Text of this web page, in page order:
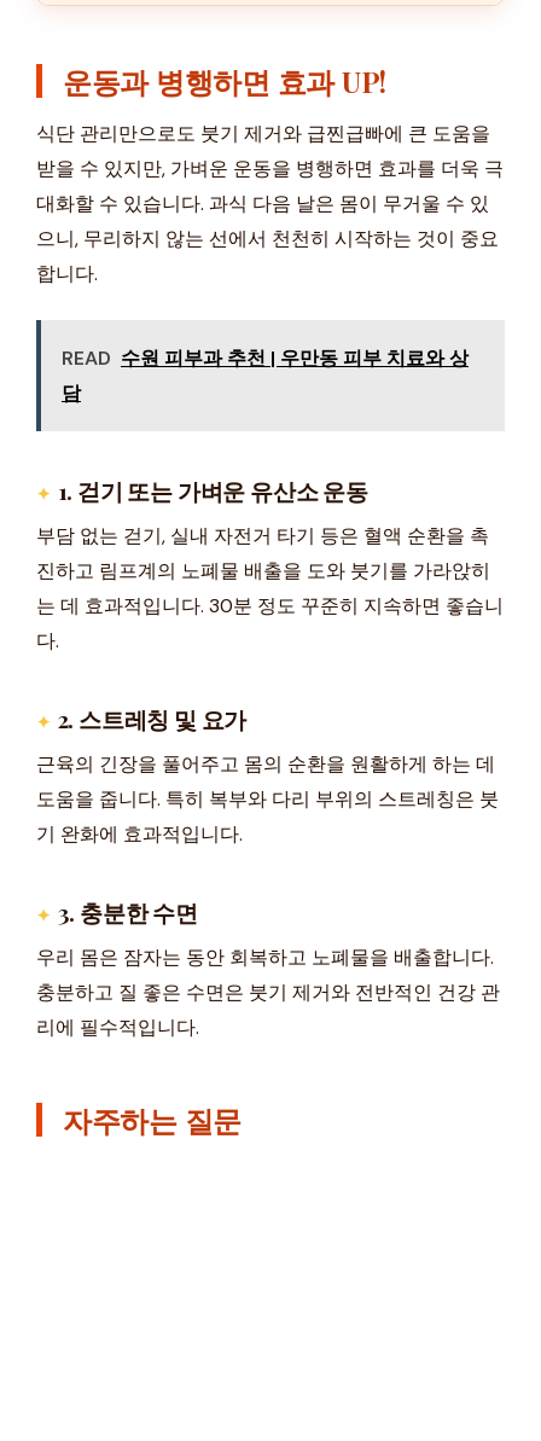
운동과 병행하면 효과 UP!
식단 관리만으로도 붓기 제거와 급찐급빠에 큰 도움을
받을 수 있지만, 가벼운 운동을 병행하면 효과를 더욱 극
대화할 수 있습니다. 과식 다음 날은 몸이 무거울 수 있
으니, 무리하지 않는 선에서 천천히 시작하는 것이 중요
합니다.
READ 수원 피부과 추천 | 우만동 피부 치료와 상
담
1. 걷기 또는 가벼운 유산소 운동
부담 없는 걷기, 실내 자전거 타기 등은 혈액 순환을 촉
진하고 림프계의 노폐물 배출을 도와 붓기를 가라앉히
는 데 효과적입니다. 30분 정도 꾸준히 지속하면 좋습니
다.
2. 스트레칭 및 요가
근육의 긴장을 풀어주고 몸의 순환을 원활하게 하는 데
도움을 줍니다. 특히 복부와 다리 부위의 스트레칭은 붓
기 완화에 효과적입니다.
3. 충분한 수면
우리 몸은 잠자는 동안 회복하고 노폐물을 배출합니다.
충분하고 질 좋은 수면은 붓기 제거와 전반적인 건강 관
리에 필수적입니다.
자주하는 질문